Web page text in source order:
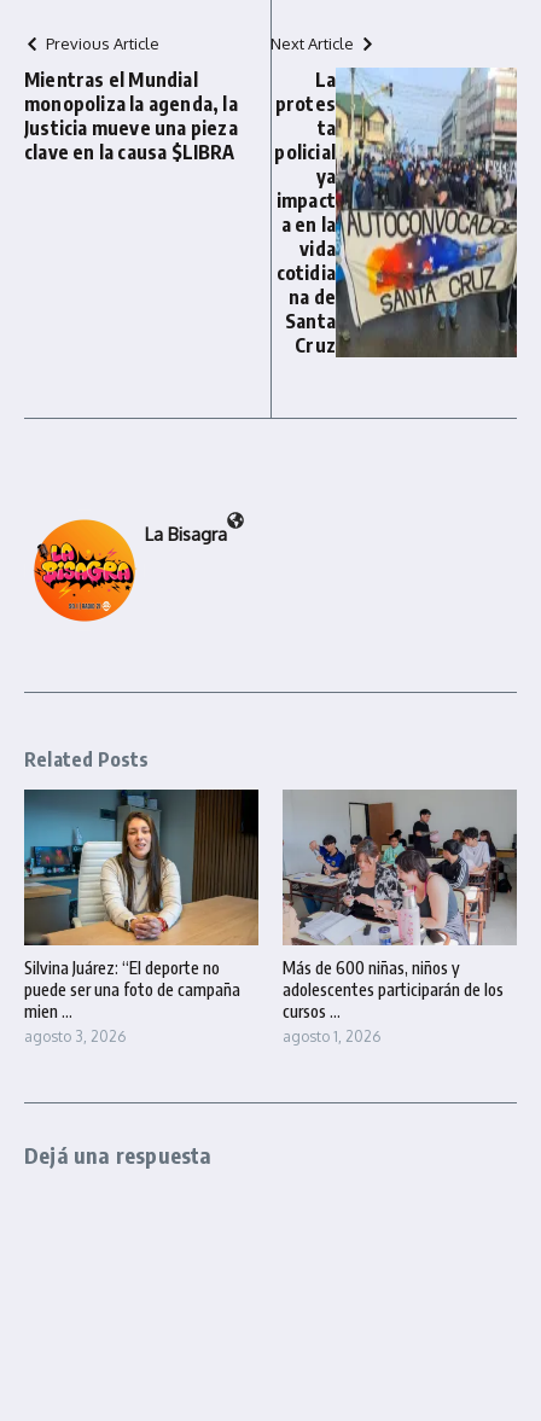
Previous Article
Mientras el Mundial
monopoliza la agenda, la
Justicia mueve una pieza
clave en la causa $LIBRA
Next Article
La
protes
ta
policial
ya
impact
a en la
vida
cotidia
na de
Santa
Cruz
La Bisagra
Related Posts
Silvina Juárez: “El deporte no
puede ser una foto de campaña
mien ...
agosto 3, 2026
Más de 600 niñas, niños y
adolescentes participarán de los
cursos ...
agosto 1, 2026
Dejá una respuesta